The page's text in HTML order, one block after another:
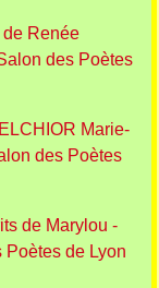
de Renée
des Poètes
Marie-
des Poètes
de Marylou -
de Lyon